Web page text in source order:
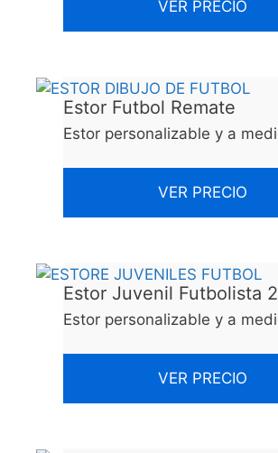
VER PRECIO
Estor Futbol Remate
Estor personalizable y a
VER PRECIO
Estor Juvenil Futbolista 2
Estor personalizable y a
VER PRECIO